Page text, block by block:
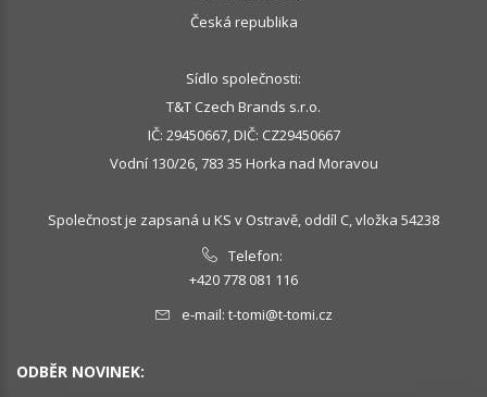
Česká republika
Sídlo společnosti:
T&T Czech Brands s.r.o.
IČ: 29450667, DIČ: CZ29450667
Vodní 130/26, 783 35 Horka nad Moravou
Společnost je zapsaná u KS v Ostravě, oddíl C, vložka 54238
Telefon:
+420 778 081 116
e-mail: t-tomi@t-tomi.cz
ODBĚR NOVINEK: